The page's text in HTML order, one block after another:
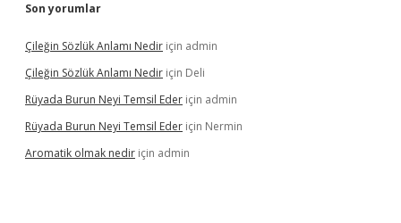
Son yorumlar
Çileğin Sözlük Anlamı Nedir için admin
Çileğin Sözlük Anlamı Nedir için Deli
Rüyada Burun Neyi Temsil Eder için admin
Rüyada Burun Neyi Temsil Eder için Nermin
Aromatik olmak nedir için admin